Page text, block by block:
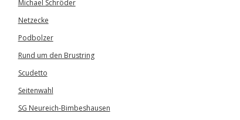
Michael Schröder
Netzecke
Podbolzer
Rund um den Brustring
Scudetto
Seitenwahl
SG Neureich-Bimbeshausen